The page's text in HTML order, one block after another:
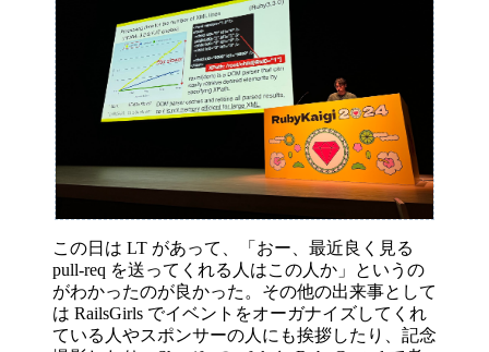
この日は LT があって、「おー、最近良く見る
pull-req を送ってくれる人はこの人か」というの
がわかったのが良かった。その他の出来事として
は RailsGirls でイベントをオーガナイズしてくれ
ている人やスポンサーの人にも挨拶したり、記念